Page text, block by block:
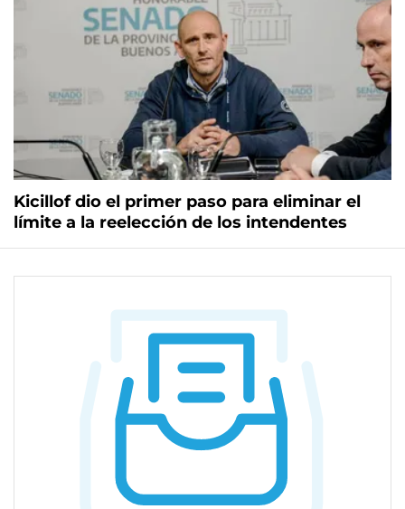
Kicillof dio el primer paso para eliminar el
límite a la reelección de los intendentes